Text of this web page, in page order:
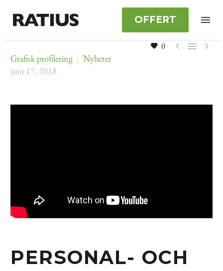
OFFERT
0   
Grafisk profilering
Nyheter
juni 17, 2018
PERSONAL- OCH